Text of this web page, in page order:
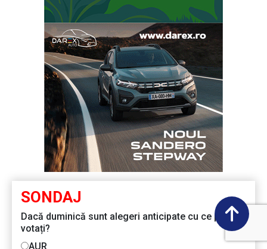
SONDAJ
Dacă duminică sunt alegeri anticipate cu ce partid
votați?
AUR